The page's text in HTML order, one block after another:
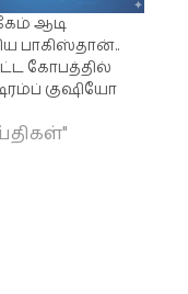
ஆடி
பாகிஸ்தான்..
கோபத்தில்
குஷியோ